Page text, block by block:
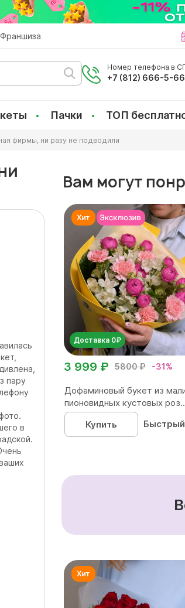
Франшиза
Номер телефона в
+7 (812) 666-5-
Пачки ТОП
фирмы, ни разу не подводили
пару
в
Вам могут
Доставка 0₽
5800 ₽ -31%
3 999 ₽
Дофаминовый букет из
пионовидных кустовых
Купить
Быстрый